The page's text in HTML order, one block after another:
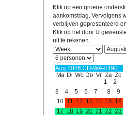
Montanain
de winter
Montana
Montana
Klik op een groene
aankomstdag. Vervolgens
verblijven gepresenteerd
Klik op het door U
uit te rekenen.
Aug 2026 CH-WA-0190
Ma Di Wo Do Vr Za Zo
1
2
3
4 5 6 7 8
9
10 11 12 13 14 15 16
17 18 19 20 21 22 23